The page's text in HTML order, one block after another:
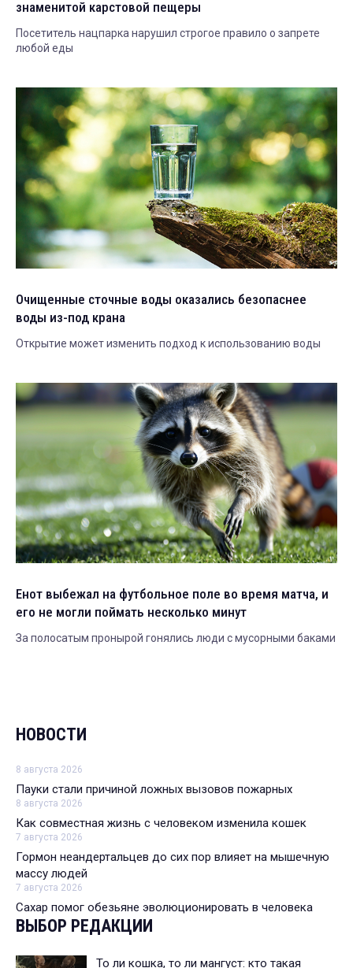
знаменитой карстовой пещеры
Посетитель нацпарка нарушил строгое правило о запрете
любой еды
Очищенные сточные воды оказались безопаснее
воды из-под крана
Открытие может изменить подход к использованию воды
Енот выбежал на футбольное поле во время матча, и
его не могли поймать несколько минут
За полосатым пронырой гонялись люди с мусорными баками
НОВОСТИ
8 августа 2026
Пауки стали причиной ложных вызовов пожарных
8 августа 2026
Как совместная жизнь с человеком изменила кошек
7 августа 2026
Гормон неандертальцев до сих пор влияет на мышечную
массу людей
7 августа 2026
Сахар помог обезьяне эволюционировать в человека
ВЫБОР РЕДАКЦИИ
То ли кошка, то ли мангуст: кто такая